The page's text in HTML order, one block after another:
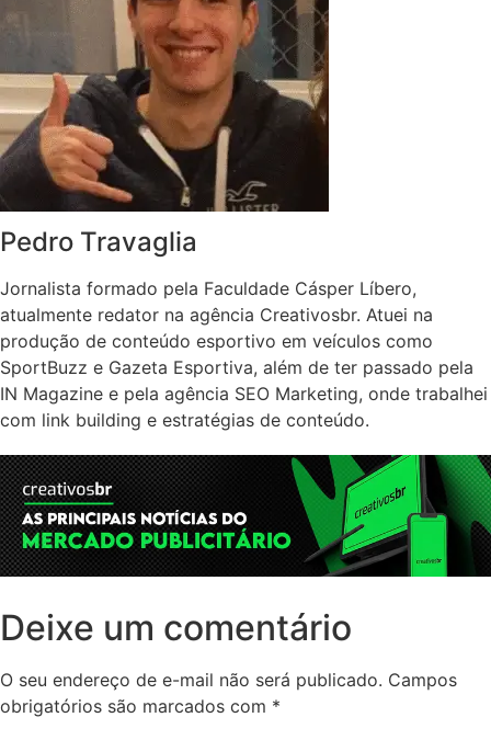
Pedro Travaglia
Jornalista formado pela Faculdade Cásper Líbero,
atualmente redator na agência Creativosbr. Atuei na
produção de conteúdo esportivo em veículos como
SportBuzz e Gazeta Esportiva, além de ter passado pela
IN Magazine e pela agência SEO Marketing, onde trabalhei
com link building e estratégias de conteúdo.
Deixe um comentário
O seu endereço de e-mail não será publicado. Campos
obrigatórios são marcados com *